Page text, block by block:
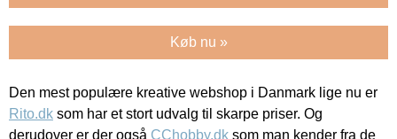
Køb nu »
Den mest populære kreative webshop i Danmark lige nu er
Rito.dk som har et stort udvalg til skarpe priser. Og
derudover er der også CChobby.dk som man kender fra de